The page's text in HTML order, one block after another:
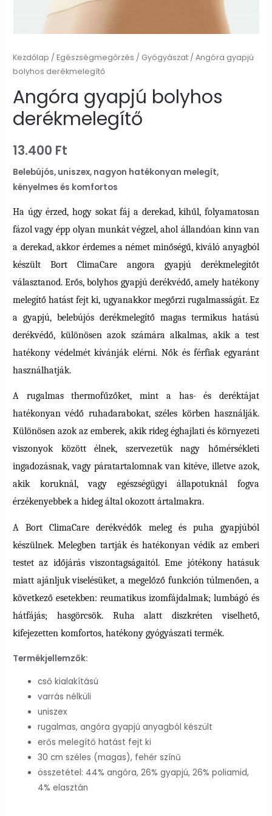
Kezdőlap /Egészségmegőrzés / Gyógyászat / Angóra gyapjú
bolyhos derékmelegítő
Angóra gyapjú bolyhos
derékmelegítő
13.400 Ft
Belebújós, uniszex, nagyon hatékonyan melegít,
kényelmes és komfortos
Ha úgy érzed, hogy sokat fáj a derekad, kihűl, folyamatosan
fázol vagy épp olyan munkát végzel, ahol állandóan kinn van
a derekad, akkor érdemes a német minőségű, kiváló anyagból
készült Bort ClimaCare angora gyapjú derékmelegítőt
választanod. Erős, bolyhos gyapjú derékvédő, amely hatékony
melegítő hatást fejt ki, ugyanakkor megőrzi rugalmasságát. Ez
a gyapjú, belebújós derékmelegítő magas termikus hatású
derékvédő, különösen azok számára alkalmas, akik a test
hatékony védelmét kívánják elérni. Nők és férfiak egyaránt
használhatják.
A rugalmas thermofűzőket, mint a has- és deréktájat
hatékonyan védő ruhadarabokat, széles körben használják.
Különösen azok az emberek, akik rideg éghajlati és környezeti
viszonyok között élnek, szervezetük nagy hőmérsékleti
ingadozásnak, vagy páratartalomnak van kitéve, illetve azok,
akik koruknál, vagy egészségügyi állapotuknál fogva
érzékenyebbek a hideg által okozott ártalmakra.
A Bort ClimaCare derékvédők meleg és puha gyapjúból
készülnek. Melegben tartják és hatékonyan védik az emberi
testet az időjárás viszontagságaitól. Eme jótékony hatásuk
miatt ajánljuk viselésüket, a megelőző funkción túlmenően, a
következő esetekben: reumatikus izomfájdalmak; lumbágó és
hátfájás; hasgörcsök. Ruha alatt diszkréten viselhető,
kifejezetten komfortos, hatékony gyógyászati termék.
Termékjellemzők:
cső kialakítású
varrás nélküli
uniszex
rugalmas, angóra gyapjú anyagból készült
erős melegítő hatást fejt ki
30 cm széles (magas), fehér színű
összetétel: 44% angóra, 26% gyapjú, 26% poliamid,
4% elasztán